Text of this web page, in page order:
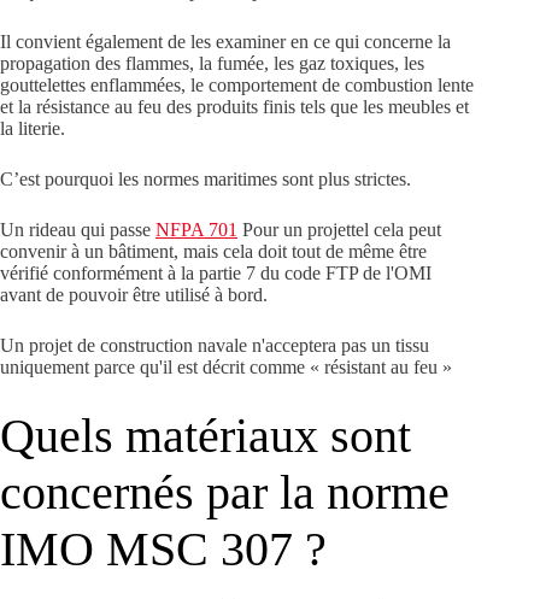
Il convient également de les examiner en ce qui concerne la
propagation des flammes, la fumée, les gaz toxiques, les
gouttelettes enflammées, le comportement de combustion lente
et la résistance au feu des produits finis tels que les meubles et
la literie.
C’est pourquoi les normes maritimes sont plus strictes.
Un rideau qui passe NFPA 701 Pour un projettel cela peut
convenir à un bâtiment, mais cela doit tout de même être
vérifié conformément à la partie 7 du code FTP de l'OMI
avant de pouvoir être utilisé à bord.
Un projet de construction navale n'acceptera pas un tissu
uniquement parce qu'il est décrit comme « résistant au feu »
Quels matériaux sont
concernés par la norme
IMO MSC 307 ?